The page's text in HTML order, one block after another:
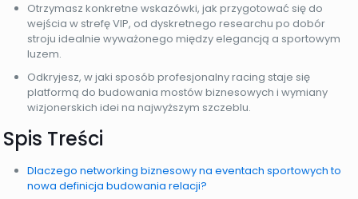
Otrzymasz konkretne wskazówki, jak przygotować się do
wejścia w strefę VIP, od dyskretnego researchu po dobór
stroju idealnie wyważonego między elegancją a sportowym
luzem.
Odkryjesz, w jaki sposób profesjonalny racing staje się
platformą do budowania mostów biznesowych i wymiany
wizjonerskich idei na najwyższym szczeblu.
Spis Treści
Dlaczego networking biznesowy na eventach sportowych to
nowa definicja budowania relacji?